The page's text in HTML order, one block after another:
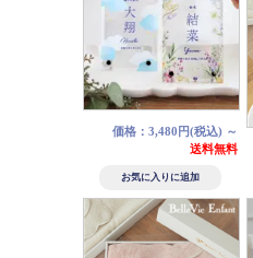
価格：3,480円(税込) ～
送料無料